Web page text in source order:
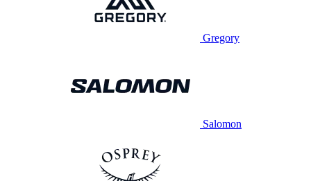
Gregory
Salomon